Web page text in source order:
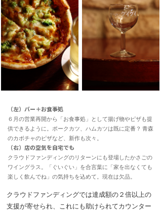
（左）バー＋お食事処
６月の営業再開から「お食事処」として揚げ物やピザも提
供できるように。ポークカツ、ハムカツは既に定番？ 青森
のカボチャのピザなど、新作も次々。
（右）店の空気を自宅でも
クラウドファンディングのリターンにも登場したかさごの
ワイングラス。「ぐいぐい」を合言葉に「家を出なくても
楽しく飲んでね」の気持ちを込めて。現在は欠品。
クラウドファンディングでは達成額の２倍以上の
支援が寄せられ、これにも助けられてカウンター